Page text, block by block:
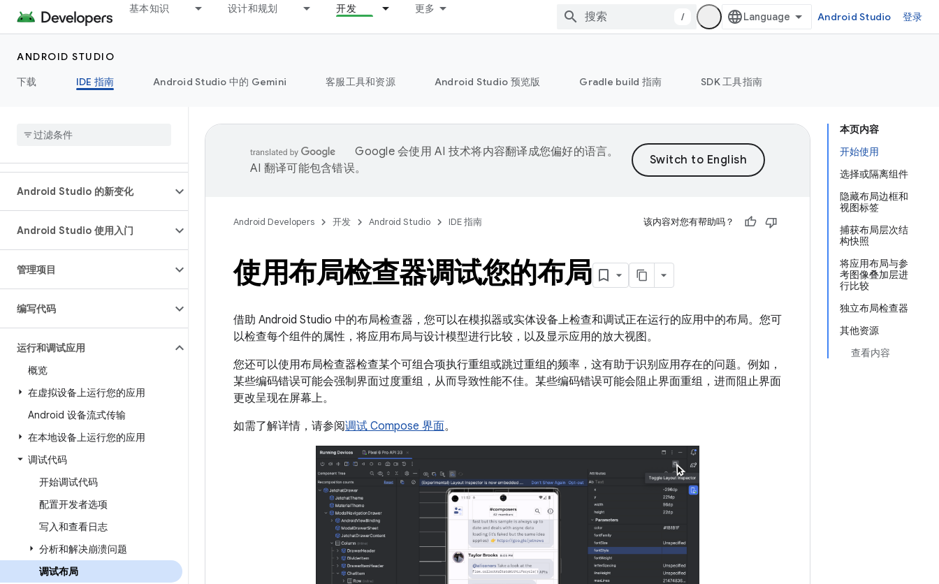
基本知识 设计和规划 开发 更多
/ Android Studio 登录
ANDROID STUDIO
下载
IDE 指南 Android Studio 中的 Gemini 客服工具和资源 Android Studio 预览版 Gradle build 指南 SDK 工具指南
Android Studio 的新变化
Android Studio 使用入门
管理项目
编写代码
运行和调试应用
概览
在虚拟设备上运行您的应用
Android 设备流式传输
在本地设备上运行您的应用
调试代码
开始调试代码
配置开发者选项
写入和查看日志
分析和解决崩溃问题
调试布局
本页内容
开始使用
选择或隔离组件
隐藏布局边框和
视图标签
捕获布局层次结
构快照
将应用布局与参
考图像叠加层进
行比较
独立布局检查器
其他资源
查看内容
Google 会使用 AI 技术将内容翻译成您偏好的语言。
AI 翻译可能包含错误。
Android Developers 开发 Android Studio IDE 指南 该内容对您有帮助吗？
使用布局检查器调试您的布局
借助 Android Studio 中的布局检查器，您可以在模拟器或实体设备上检查和调试正在运行的应用中的布局。您可
以检查每个组件的属性，将应用布局与设计模型进行比较，以及显示应用的放大视图。
您还可以使用布局检查器检查某个可组合项执行重组或跳过重组的频率，这有助于识别应用存在的问题。例如，
某些编码错误可能会强制界面过度重组，从而导致性能不佳。某些编码错误可能会阻止界面重组，进而阻止界面
更改呈现在屏幕上。
如需了解详情，请参阅调试 Compose 界面。